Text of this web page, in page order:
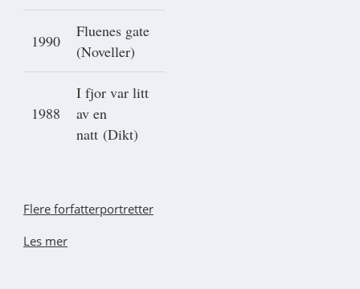
1990
Fluenes gate
(Noveller)
1988
I fjor var litt
av en
natt (Dikt)
Flere forfatterportretter
Les mer